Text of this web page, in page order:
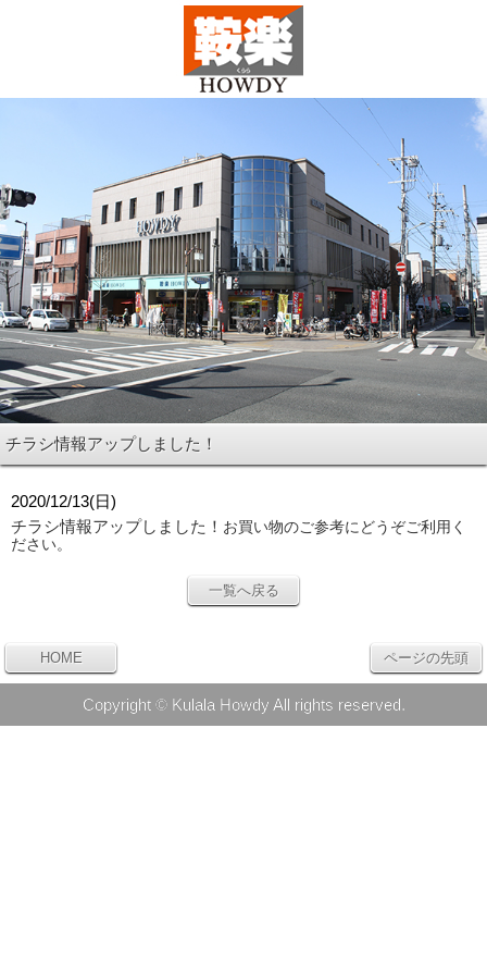
チラシ情報アップしました！
2020/12/13(日)
チラシ情報アップしました！ お買い物のご参考にどうぞご利用く
ださい。
一覧へ戻る
HOME ページの先頭
Copyright © Kulala Howdy All rights reserved.